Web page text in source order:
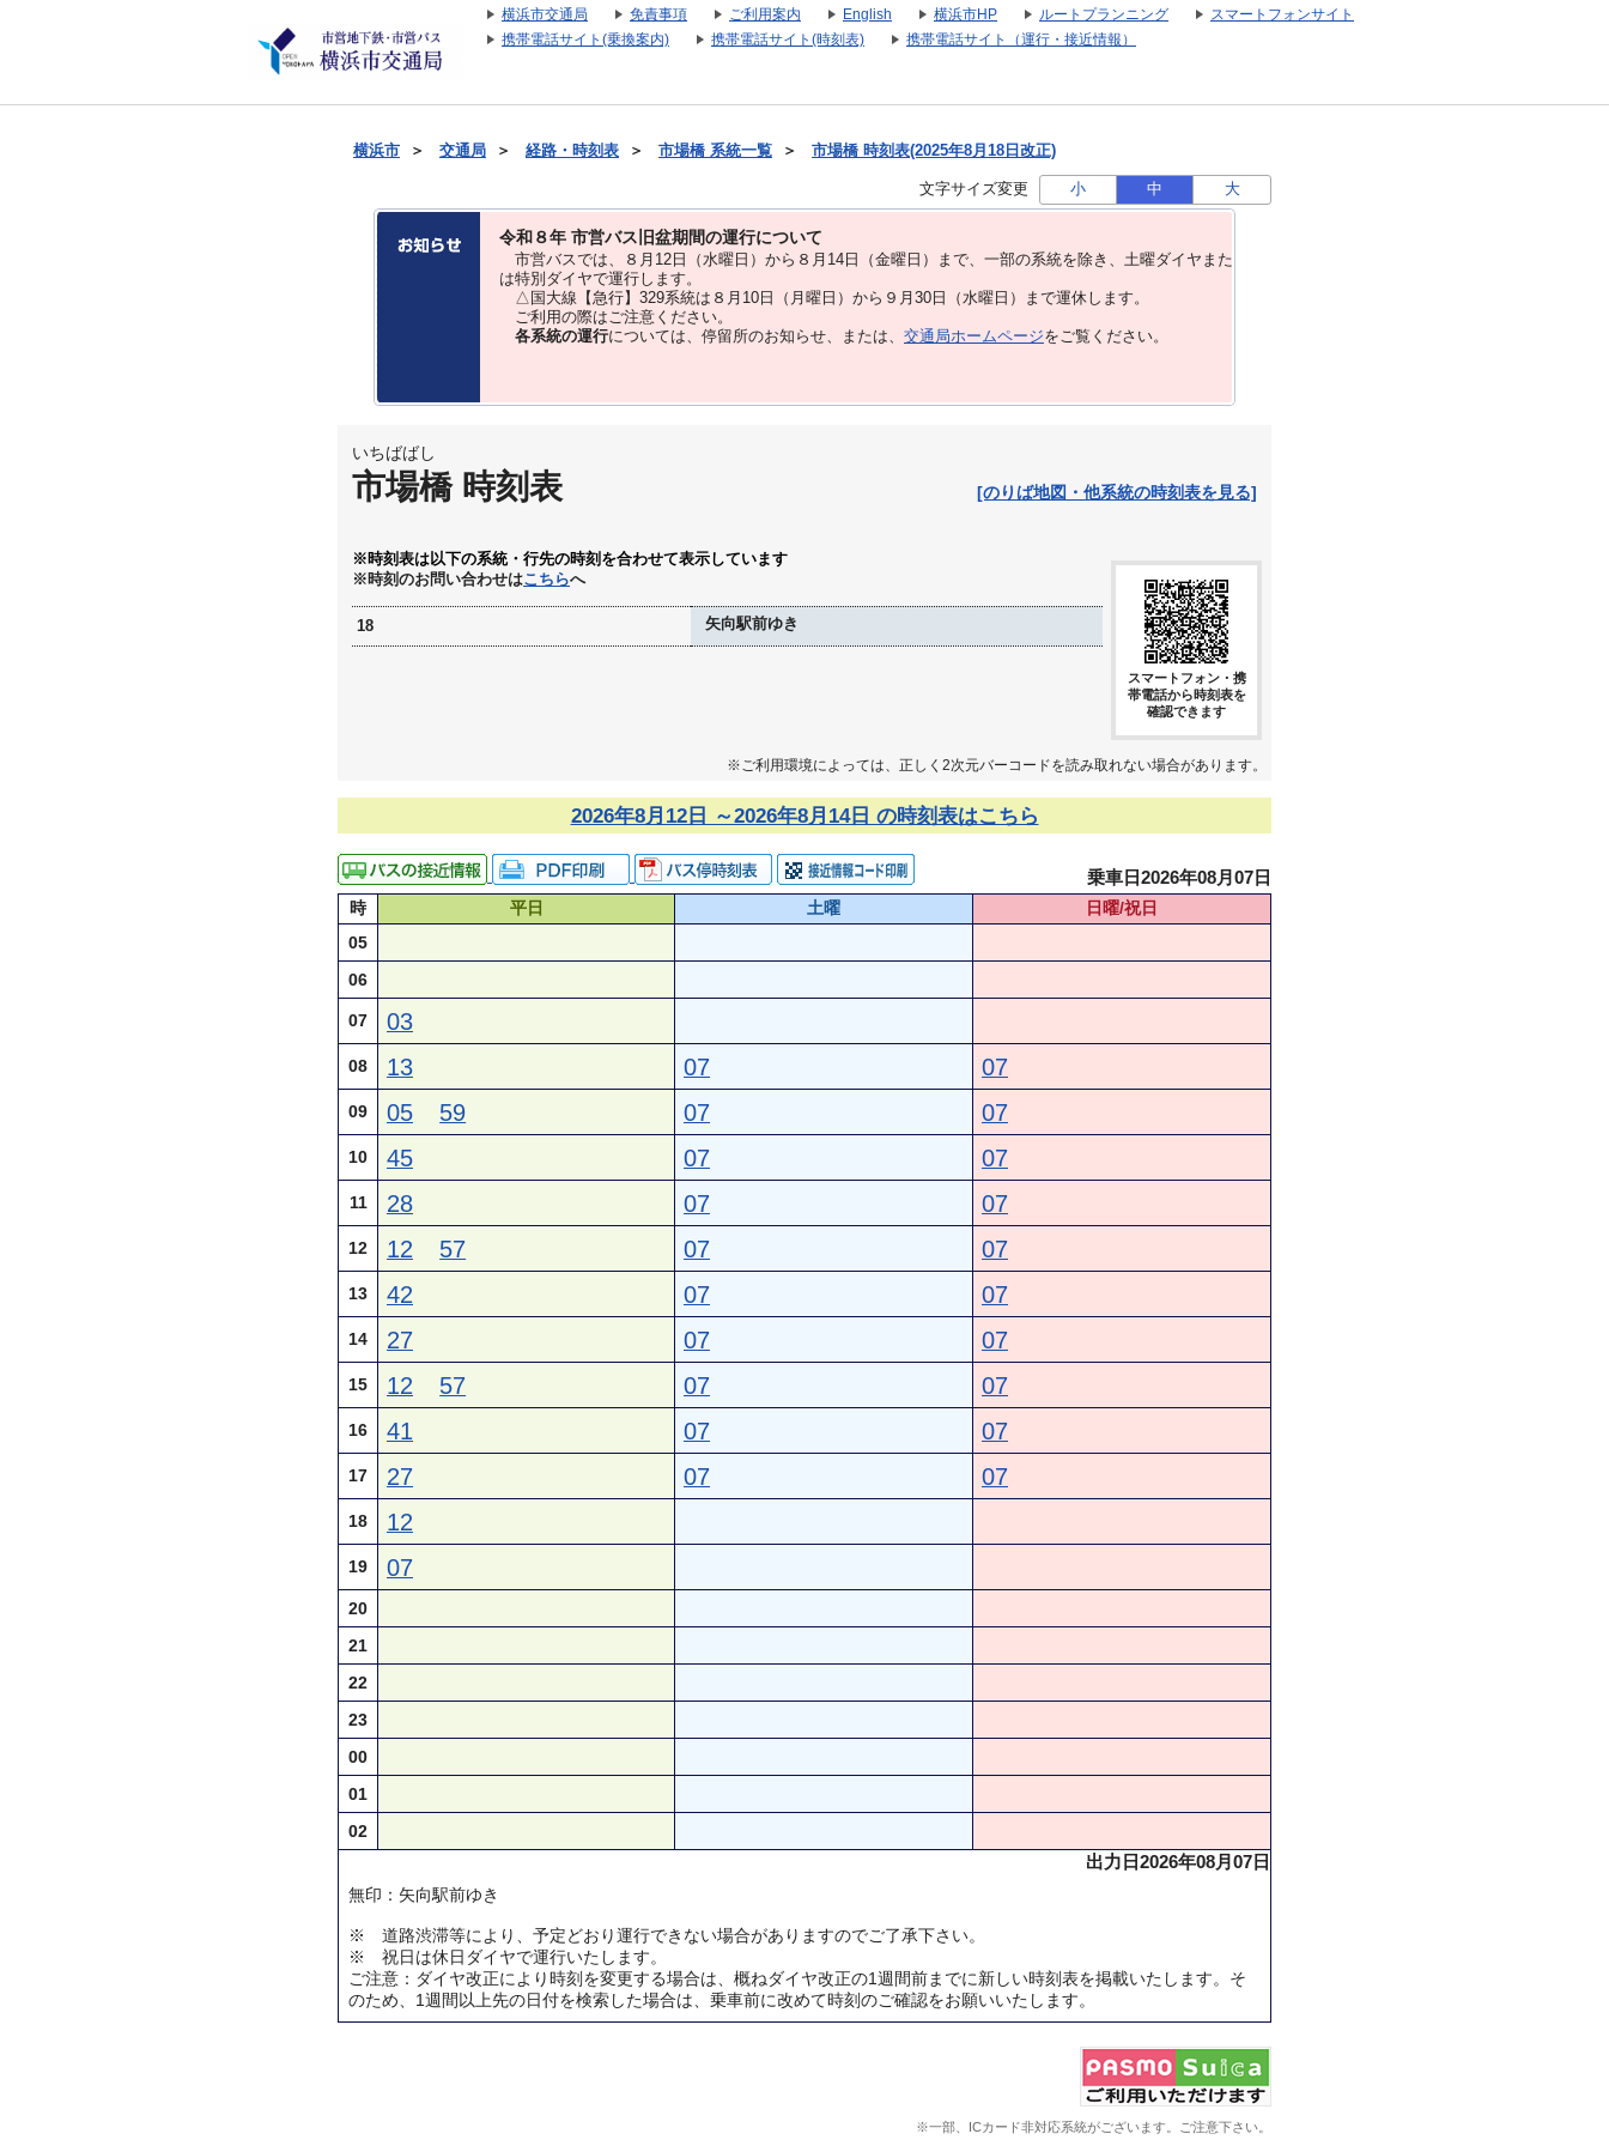
横浜市交通局 免責事項 ご利用案内 English 横浜市HP ルートプランニング
スマートフォンサイト
携帯電話サイト(乗換案内)
携帯電話サイト(時刻表) 携帯電話サイト（運行・接近情報）
横浜市 ＞ 交通局 ＞ 経路・時刻表 ＞ 市場橋 系統一覧 ＞ 市場橋 時刻表(2025年8月18日改正)
文字サイズ変更 小 中 大
令和８年 市営バス旧盆期間の運行について
市営バスでは、８⽉12⽇（水曜日）から８⽉14⽇（金曜日）まで、⼀部の系統を除き、⼟曜ダイヤまた
は特別ダイヤで運⾏します。
△国大線【急行】329系統は８月10日（月曜日）から９月30日（水曜日）まで運休します。
ご利用の際はご注意ください。
各系統の運行については、停留所のお知らせ、または、 交通局ホームページをご覧ください。
いちばばし
市場橋 時刻表 [のりば地図・他系統の時刻表を見る]
※時刻表は以下の系統・行先の時刻を合わせて表示しています
※時刻のお問い合わせはこちらへ
18 矢向駅前ゆき
スマートフォン・携
帯電話から時刻表を
確認できます
※ご利用環境によっては、正しく2次元バーコードを読み取れない場合があります。
2026年8月12日 ～2026年8月14日 の時刻表はこちら
乗車日2026年08月07日
時 平日 土曜
日曜/祝日
05
06
07 03
08 13 07 07
09 05 59 07 07
10 45 07 07
11 28 07 07
12 12 57 07 07
13 42 07 07
14 27 07 07
15 12 57 07 07
16 41 07 07
17 27 07 07
18 12
19 07
20
21
22
23
00
01
02
出力日2026年08月07日
無印：矢向駅前ゆき
※ 道路渋滞等により、予定どおり運行できない場合がありますのでご了承下さい。
※ 祝日は休日ダイヤで運行いたします。
ご注意：ダイヤ改正により時刻を変更する場合は、概ねダイヤ改正の1週間前までに新しい時刻表を掲載いたします。そ
のため、1週間以上先の日付を検索した場合は、乗車前に改めて時刻のご確認をお願いいたします。
※一部、ICカード非対応系統がございます。ご注意下さい。